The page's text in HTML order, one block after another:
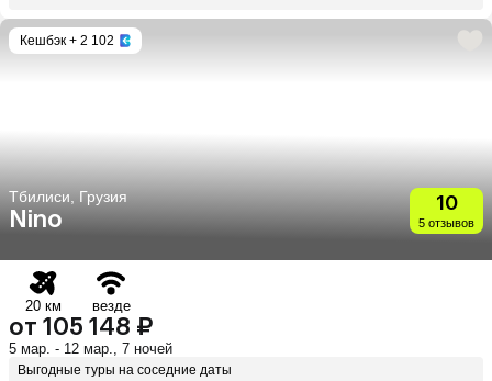
Кешбэк + 2 102
Тбилиси, Грузия
Nino
10
5 отзывов
20 км везде
от 105 148 ₽
5 мар. - 12 мар., 7 ночей
Выгодные туры на соседние даты